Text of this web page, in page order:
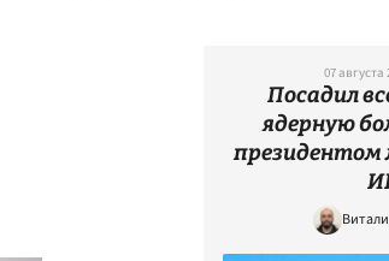
07 августа
Посадил
ядерную
президентом